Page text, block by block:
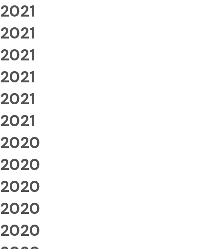
2021
2021
2021
2021
2021
2021
2020
2020
2020
2020
2020